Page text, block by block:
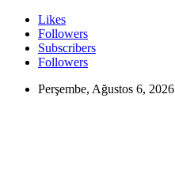
Likes
Followers
Subscribers
Followers
Perşembe, Ağustos 6, 2026